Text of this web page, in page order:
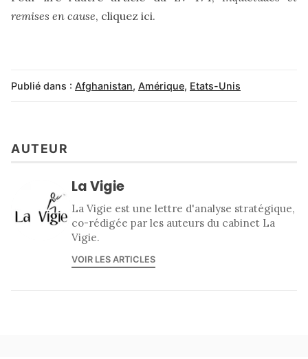
remises en cause, cliquez ici.
Publié dans : Afghanistan, Amérique, Etats-Unis
AUTEUR
La Vigie
La Vigie est une lettre d'analyse stratégique,
co-rédigée par les auteurs du cabinet La
Vigie.
VOIR LES ARTICLES